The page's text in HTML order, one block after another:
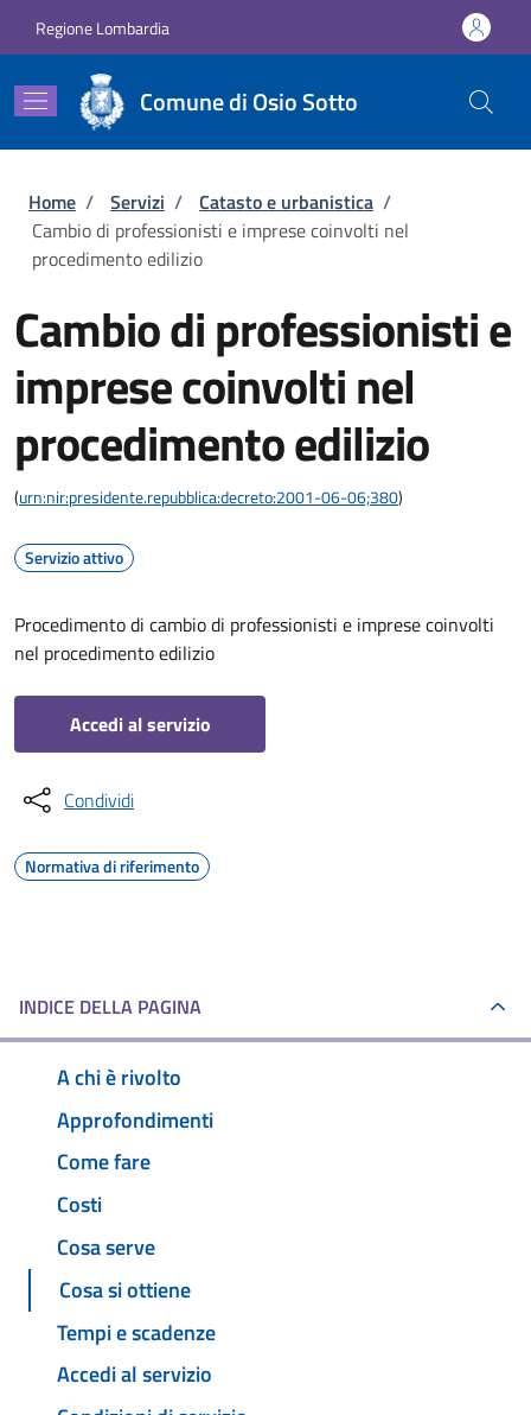
Regione Lombardia
Comune di Osio Sotto
Briciole di pane
Home / Servizi / Catasto e urbanistica /
Cambio di professionisti e imprese coinvolti nel
procedimento edilizio
Cambio di professionisti e
imprese coinvolti nel
procedimento edilizio
(urn:nir:presidente.repubblica:decreto:2001-06-06;380)
Servizio attivo
Procedimento di cambio di professionisti e imprese coinvolti
nel procedimento edilizio
Accedi al servizio
Condividi
Normativa di riferimento
INDICE DELLA PAGINA
A chi è rivolto
Approfondimenti
Come fare
Costi
Cosa serve
Cosa si ottiene
Tempi e scadenze
Accedi al servizio